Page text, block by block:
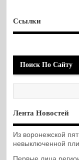
Ссылки
Поиск По Сайту
Лента Новостей
Из воронежской
невыключенной